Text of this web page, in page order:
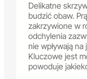
Delikatne
budzić obaw.
zakrzywione w
odchylenia
nie wpływają
Kluczowe jest
powoduje